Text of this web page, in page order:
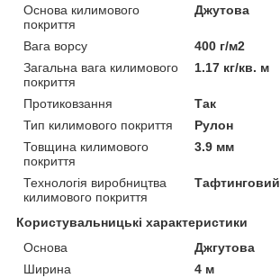
Основа килимового
покриття
Джутова
Вага ворсу
400 г/м2
Загальна вага килимового
покриття
1.17 кг/кв. м
Протиковзання
Так
Тип килимового покриття
Рулон
Товщина килимового
покриття
3.9 мм
Технологія виробництва
килимового покриття
Тафтинговий
Користувальницькі характеристики
Основа
Джгутова
Ширина
4 м